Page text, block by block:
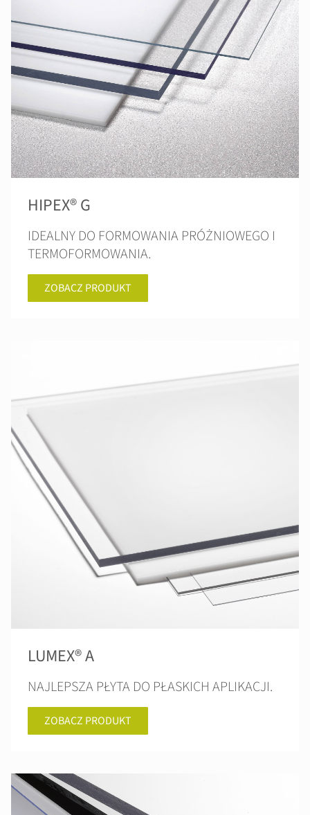
HIPEX® G
IDEALNY DO FORMOWANIA PRÓŻNIOWEGO I
TERMOFORMOWANIA.
ZOBACZ PRODUKT
LUMEX® A
NAJLEPSZA PŁYTA DO PŁASKICH APLIKACJI.
ZOBACZ PRODUKT